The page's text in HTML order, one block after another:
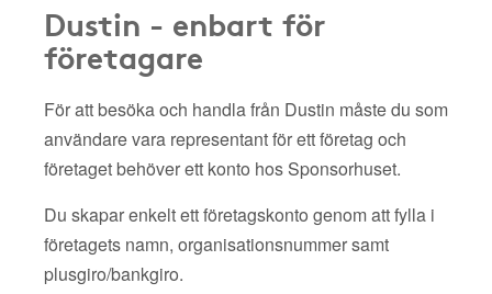
Dustin - enbart för
företagare
För att besöka och handla från Dustin måste du som
användare vara representant för ett företag och
företaget behöver ett konto hos Sponsorhuset.
Du skapar enkelt ett företagskonto genom att fylla i
företagets namn, organisationsnummer samt
plusgiro/bankgiro.